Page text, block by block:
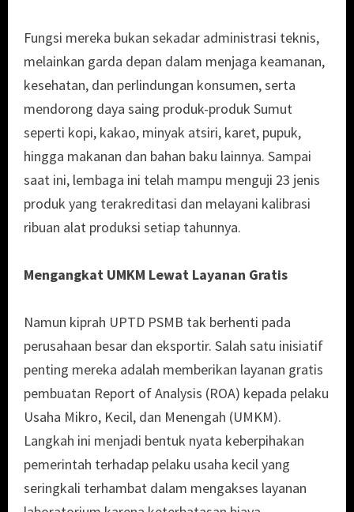
Fungsi mereka bukan sekadar administrasi teknis,
melainkan garda depan dalam menjaga keamanan,
kesehatan, dan perlindungan konsumen, serta
mendorong daya saing produk-produk Sumut
seperti kopi, kakao, minyak atsiri, karet, pupuk,
hingga makanan dan bahan baku lainnya. Sampai
saat ini, lembaga ini telah mampu menguji 23 jenis
produk yang terakreditasi dan melayani kalibrasi
ribuan alat produksi setiap tahunnya.
Mengangkat UMKM Lewat Layanan Gratis
Namun kiprah UPTD PSMB tak berhenti pada
perusahaan besar dan eksportir. Salah satu inisiatif
penting mereka adalah memberikan layanan gratis
pembuatan Report of Analysis (ROA) kepada pelaku
Usaha Mikro, Kecil, dan Menengah (UMKM).
Langkah ini menjadi bentuk nyata keberpihakan
pemerintah terhadap pelaku usaha kecil yang
seringkali terhambat dalam mengakses layanan